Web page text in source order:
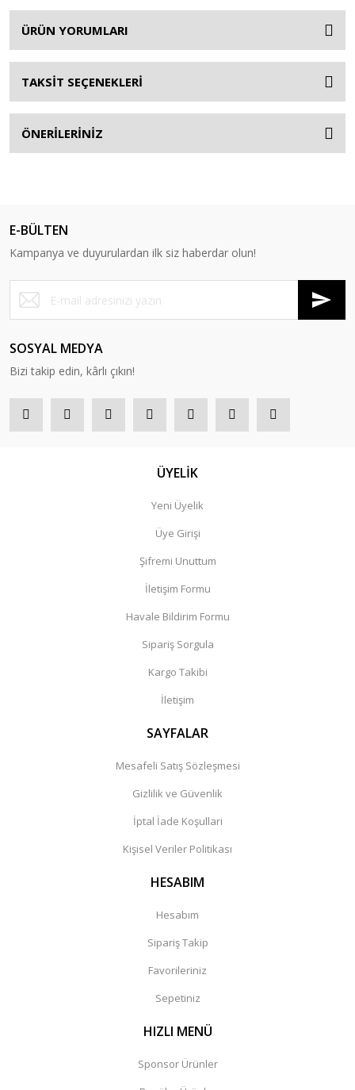
ÜRÜN YORUMLARI
TAKSİT SEÇENEKLERİ
ÖNERİLERİNİZ
E-BÜLTEN
Kampanya ve duyurulardan ilk siz haberdar olun!
SOSYAL MEDYA
Bizi takip edin, kârlı çıkın!
ÜYELİK
Yeni Üyelik
Üye Girişi
Şifremi Unuttum
İletişim Formu
Havale Bildirim Formu
Sipariş Sorgula
Kargo Takibi
İletişim
SAYFALAR
Mesafeli Satış Sözleşmesi
Gizlilik ve Güvenlik
İptal İade Koşullari
Kişisel Veriler Politikası
HESABIM
Hesabım
Sipariş Takip
Favorileriniz
Sepetiniz
HIZLI MENÜ
Sponsor Ürünler